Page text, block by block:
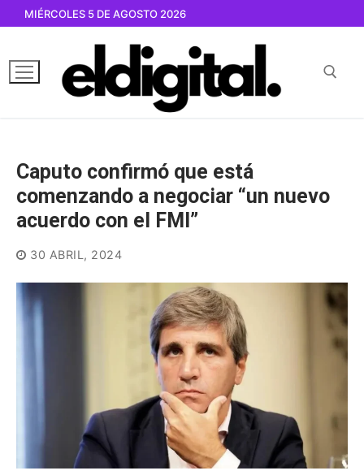
contenido
MIÉRCOLES 5 DE AGOSTO 2026
Caputo confirmó que está
comenzando a negociar “un nuevo
acuerdo con el FMI”
30 ABRIL, 2024